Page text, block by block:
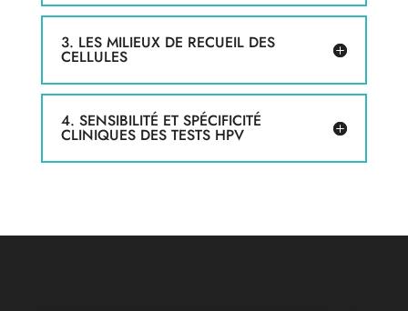
3. LES MILIEUX DE RECUEIL DES
CELLULES
4. SENSIBILITÉ ET SPÉCIFICITÉ
CLINIQUES DES TESTS HPV